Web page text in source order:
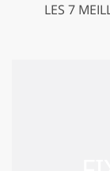
LES 7